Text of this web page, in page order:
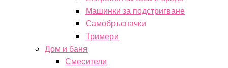
Машинки за подстригване
Самобръсначки
Тримери
Дом и баня
Смесители